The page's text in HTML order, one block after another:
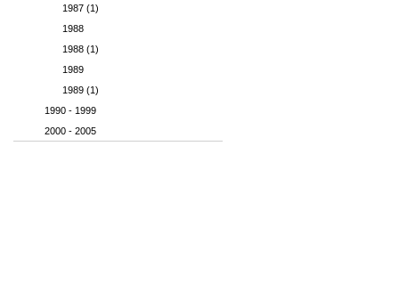
1987 (1)
1988
1988 (1)
1989
1989 (1)
1990 - 1999
2000 - 2005